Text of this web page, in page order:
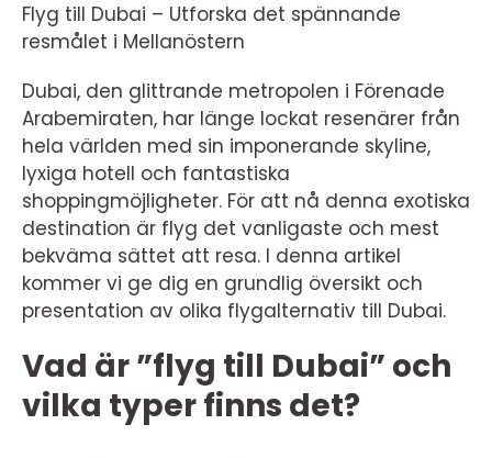
Flyg till Dubai – Utforska det spännande
resmålet i Mellanöstern
Dubai, den glittrande metropolen i Förenade
Arabemiraten, har länge lockat resenärer från
hela världen med sin imponerande skyline,
lyxiga hotell och fantastiska
shoppingmöjligheter. För att nå denna exotiska
destination är flyg det vanligaste och mest
bekväma sättet att resa. I denna artikel
kommer vi ge dig en grundlig översikt och
presentation av olika flygalternativ till Dubai.
Vad är ”flyg till Dubai” och
vilka typer finns det?